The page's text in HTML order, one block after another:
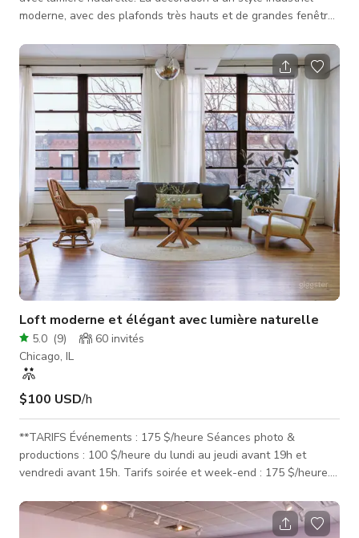
moderne, avec des plafonds très hauts et de grandes fenêtres
avait Chicago et bien que le quartier soit connu sous le nom
d’Uptown, l’emplacement réel de la vitrine était considéré
comme le quartier des théâtres à ses débuts.
Loft moderne et élégant avec lumière naturelle
5.0 (9) 60 invités
Chicago, IL
$100 USD/h
**TARIFS Événements : 175 $/heure Séances photo &
productions : 100 $/heure du lundi au jeudi avant 19h et
vendredi avant 15h. Tarifs soirée et week-end : 175 $/heure.
peuvent être soumises à des frais de nettoyage accrus.
Heures minimales : Événements : minimum 3 heures du lundi